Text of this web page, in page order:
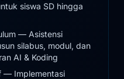
siswa SD hingga
— Asistensi
silabus, modul, dan
AI & Koding
— Implementasi